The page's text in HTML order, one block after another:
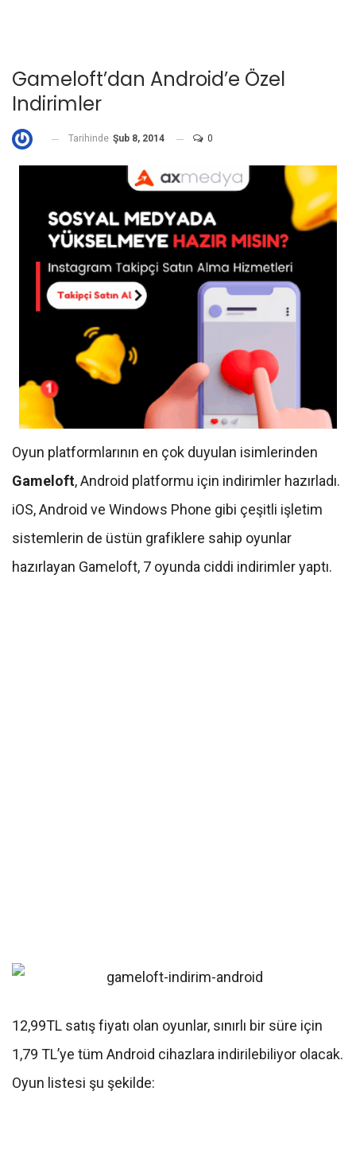
Gameloft’dan Android’e Özel
Indirimler
Tarihinde Şub 8, 2014 0
Oyun platformlarının en çok duyulan isimlerinden
Gameloft, Android platformu için indirimler hazırladı.
iOS, Android ve Windows Phone gibi çeşitli işletim
sistemlerin de üstün grafiklere sahip oyunlar
hazırlayan Gameloft, 7 oyunda ciddi indirimler yaptı.
12,99TL satış fiyatı olan oyunlar, sınırlı bir süre için
1,79 TL’ye tüm Android cihazlara indirilebiliyor olacak.
Oyun listesi şu şekilde: